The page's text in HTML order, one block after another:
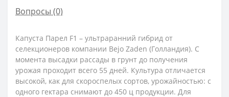
Вопросы (0)
Капуста Парел F1 – ультраранний гибрид от
селекционеров компании Bejo Zaden (Голландия). С
момента высадки рассады в грунт до получения
урожая проходит всего 55 дней. Культура отличается
высокой, как для скороспелых сортов, урожайностью: с
одного гектара снимают до 450 ц продукции. Для